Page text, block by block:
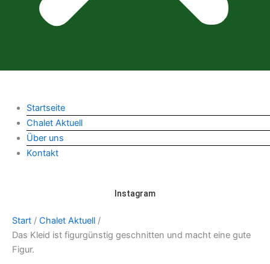
Startseite
Chalet Aktuell
Über uns
Kontakt
Instagram
Start / Chalet Aktuell /
Das Kleid ist figurgünstig geschnitten und macht eine gute
Figur.